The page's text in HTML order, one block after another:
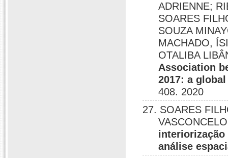
ADRIENNE;
SOARES
SOUZA
MACHADO,
OTALIBA
Association
2017: a
408. 2020
27. SOARES
interiorização
análise